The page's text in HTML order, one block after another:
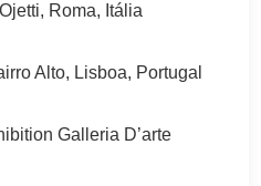
Roma, Itália
Alto, Lisboa, Portugal
Galleria D’arte